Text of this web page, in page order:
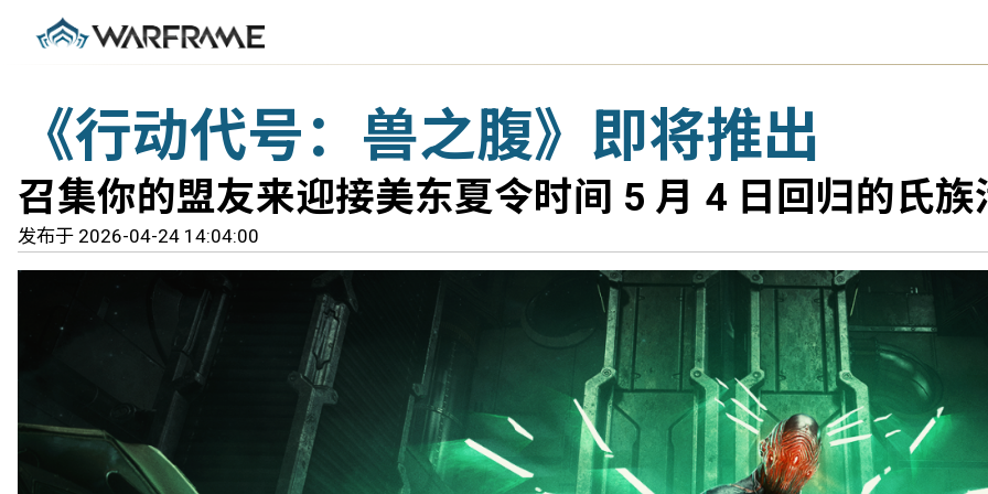
《行动代号：兽之腹》即将推出
召集你的盟友来迎接美东夏令时间 5 月 4 日回归的氏族
发布于 2026-04-24 14:04:00